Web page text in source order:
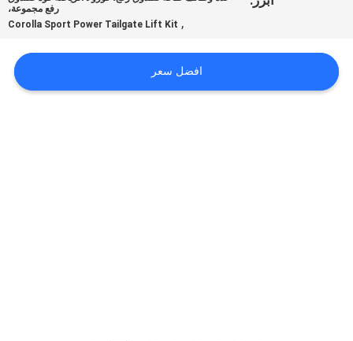
اقتباس
خريطة
رفع مجموعة،
,
Corolla Sport Power Tailgate Lift Kit
افضل سعر